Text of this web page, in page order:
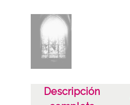
Tipo de contenido
Fotográfico
Características del
Plata;
Descripción